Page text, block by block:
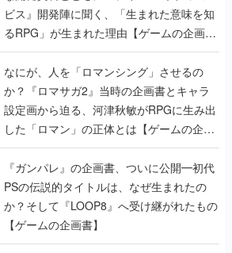
なにが、人を「ロマンシング」させるの
か？『ロマサガ2』当時の企画書とキャラ
設定画から迫る、河津秋敏がRPGに生み出
した「ロマン」の正体とは【ゲームの企画
書】
『ガンパレ』の企画書、ついに公開━初代
PSの伝説的タイトルは、なぜ生まれたの
か？そして『LOOP8』へ受け継がれたもの
【ゲームの企画書】
世界が認めるゲームデザイナー・上田文人
とはいったい何が凄いのか？ ヨコオタロ
ウ・外山圭一郎らと共に『ICO』に込めら